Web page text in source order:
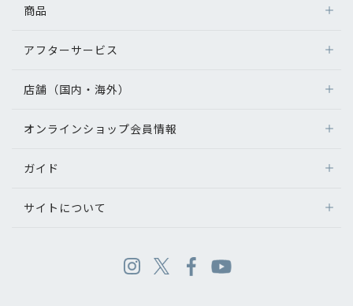
商品
アフターサービス
店舗（国内・海外）
オンラインショップ会員情報
ガイド
サイトについて